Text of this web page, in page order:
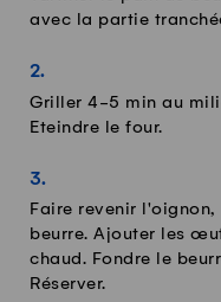
avec la partie
Griller 4-5 min au
Eteindre le four.
Faire revenir
beurre. Ajouter les
chaud. Fondre le
Réserver.